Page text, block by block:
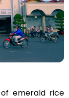
emerald rice